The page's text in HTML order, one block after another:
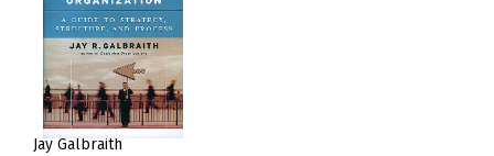
Jay Galbraith